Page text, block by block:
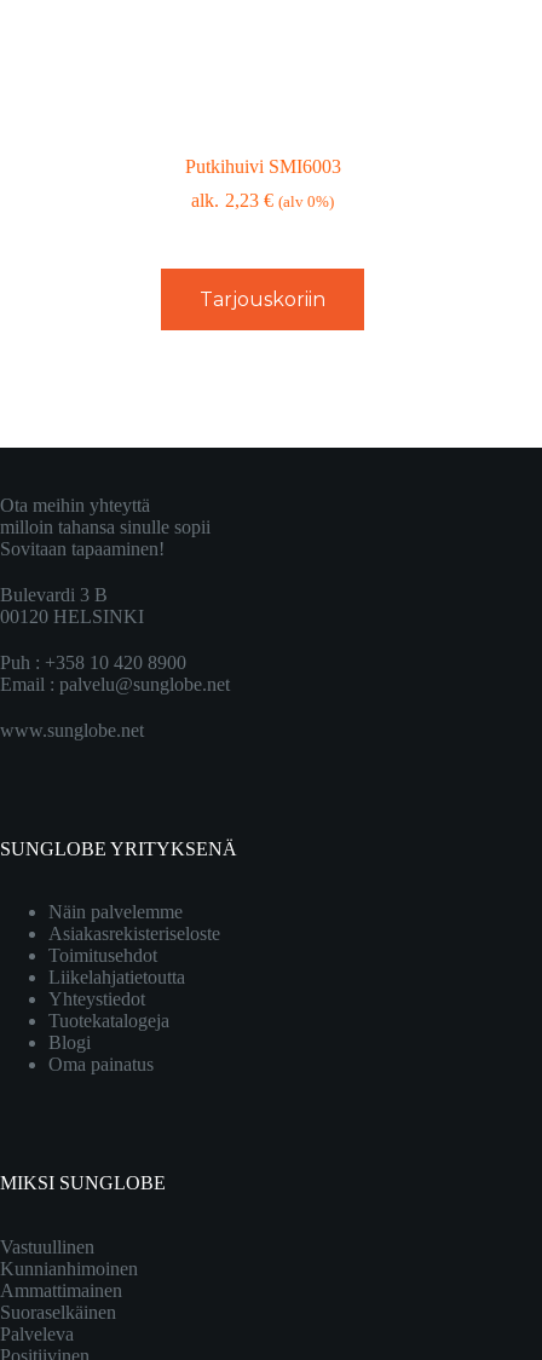
Putkihuivi SMI6003
2,23€ (alv 0%)
Tarjouskoriin
Ota meihin yhteyttä
milloin tahansa sinulle sopii
Sovitaan tapaaminen!
Bulevardi 3 B
00120 HELSINKI
Puh : +358 10 420 8900
Email : palvelu@sunglobe.net
www.sunglobe.net
SUNGLOBE YRITYKSENÄ
Näin palvelemme
Asiakasrekisteriseloste
Toimitusehdot
Liikelahjatietoutta
Yhteystiedot
Tuotekatalogeja
Blogi
Oma painatus
MIKSI SUNGLOBE
Vastuullinen
Kunnianhimoinen
Ammattimainen
Suoraselkäinen
Palveleva